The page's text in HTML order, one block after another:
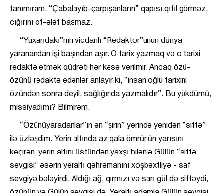
tanımıram. “Çabalayıb-çarpışanların” qapısı qıfıl görməz,
cığırını ot-ələf basmaz.
“Yuxarıdakı”nın vicdanlı “Redaktor”unun dünya
yaranandan işi başından aşır. O tarix yazmaq və o tarixi
redaktə etmək qüdrəti hər kəsə verilmir. Ancaq özü-
özünü redaktə edənlər anlayır ki, “insan oğlu tarixini
özündən sonra deyil, sağlığında yazmalıdır”. Bu yükdümü,
missiyadımı? Bilmirəm.
“Özünüyaradanlar”ın ən “şirin” yerində yenidən “siftə”
ilə üzləşdim. Yerin altında az qala ömrünün yarısını
keçirən, yerin altını üstündən yaxşı bilənlə Gülün “siftə
sevgisi” əsərin yeraltı qəhrəmanını xoşbəxtliyə - saf
sevgiyə bələyirdi. Aldığı ağ, qırmızı və sarı gül də siftəydi,